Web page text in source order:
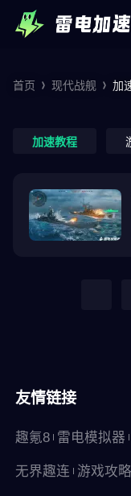
首页 现代战舰 加
加速教程
友情链接
趣氪8 雷电模拟器
无界趣连 游戏攻略